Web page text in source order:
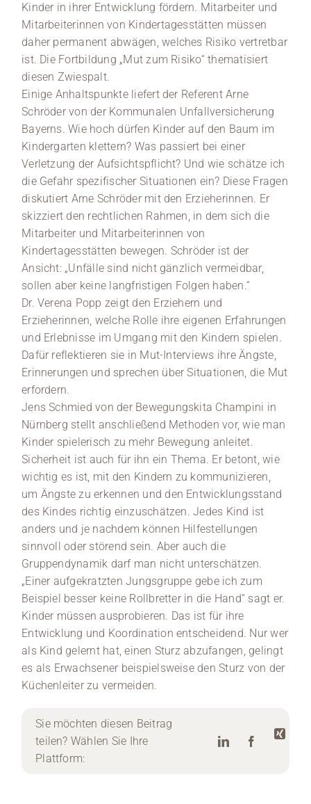
Kinder in ihrer Entwicklung fördern. Mitarbeiter und
Mitarbeiterinnen von Kindertagesstätten müssen
daher permanent abwägen, welches Risiko vertretbar
ist. Die Fortbildung „Mut zum Risiko“ thematisiert
diesen Zwiespalt.
Einige Anhaltspunkte liefert der Referent Arne
Schröder von der Kommunalen Unfallversicherung
Bayerns. Wie hoch dürfen Kinder auf den Baum im
Kindergarten klettern? Was passiert bei einer
Verletzung der Aufsichtspflicht? Und wie schätze ich
die Gefahr spezifischer Situationen ein? Diese Fragen
diskutiert Arne Schröder mit den Erzieherinnen. Er
skizziert den rechtlichen Rahmen, in dem sich die
Mitarbeiter und Mitarbeiterinnen von
Kindertagesstätten bewegen. Schröder ist der
Ansicht: „Unfälle sind nicht gänzlich vermeidbar,
sollen aber keine langfristigen Folgen haben.“
Dr. Verena Popp zeigt den Erziehern und
Erzieherinnen, welche Rolle ihre eigenen Erfahrungen
und Erlebnisse im Umgang mit den Kindern spielen.
Dafür reflektieren sie in Mut-Interviews ihre Ängste,
Erinnerungen und sprechen über Situationen, die Mut
erfordern.
Jens Schmied von der Bewegungskita Champini in
Nürnberg stellt anschließend Methoden vor, wie man
Kinder spielerisch zu mehr Bewegung anleitet.
Sicherheit ist auch für ihn ein Thema. Er betont, wie
wichtig es ist, mit den Kindern zu kommunizieren,
um Ängste zu erkennen und den Entwicklungsstand
des Kindes richtig einzuschätzen. Jedes Kind ist
anders und je nachdem können Hilfestellungen
sinnvoll oder störend sein. Aber auch die
Gruppendynamik darf man nicht unterschätzen.
„Einer aufgekratzten Jungsgruppe gebe ich zum
Beispiel besser keine Rollbretter in die Hand“ sagt er.
Kinder müssen ausprobieren. Das ist für ihre
Entwicklung und Koordination entscheidend. Nur wer
als Kind gelernt hat, einen Sturz abzufangen, gelingt
es als Erwachsener beispielsweise den Sturz von der
Küchenleiter zu vermeiden.
Sie möchten diesen Beitrag
teilen? Wählen Sie Ihre
Plattform: